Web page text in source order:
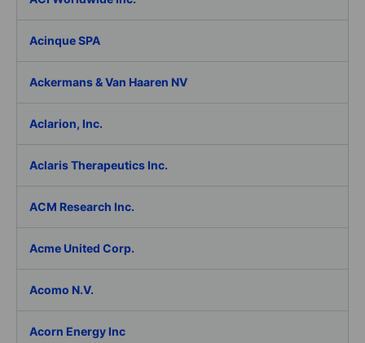
Acinque SPA
Ackermans & Van Haaren NV
Aclarion, Inc.
Aclaris Therapeutics Inc.
ACM Research Inc.
Acme United Corp.
Acomo N.V.
Acorn Energy Inc